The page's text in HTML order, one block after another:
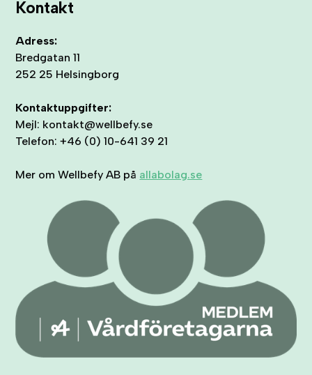
Kontakt
Adress:
Bredgatan 11
252 25 Helsingborg
Kontaktuppgifter:
Mejl: kontakt@wellbefy.se
Telefon: +46 (0) 10-641 39 21
Mer om Wellbefy AB på allabolag.se